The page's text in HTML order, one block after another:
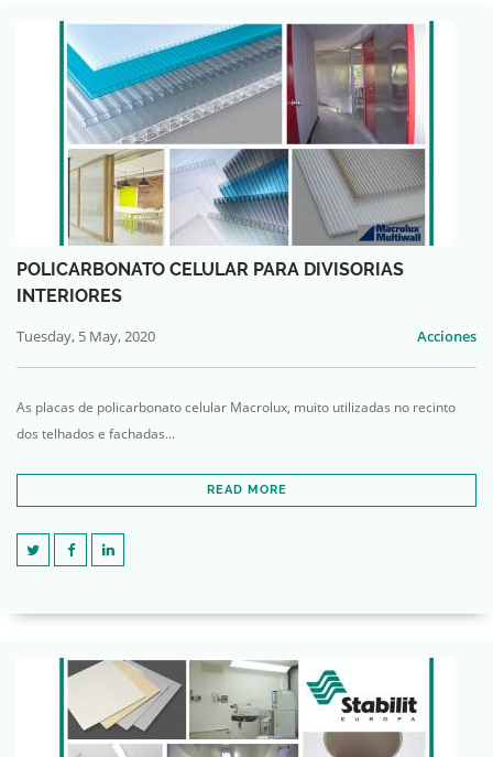
POLICARBONATO CELULAR PARA DIVISORIAS
INTERIORES
Tuesday, 5 May, 2020 Acciones
As placas de policarbonato celular Macrolux, muito utilizadas no recinto
dos telhados e fachadas...
READ MORE